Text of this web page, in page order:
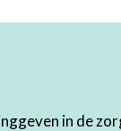
in de